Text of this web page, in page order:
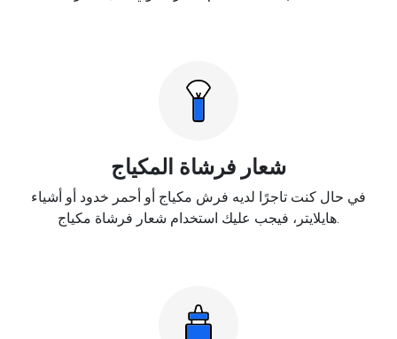
شعار فرشاة المكياج
في حال كنت تاجرًا لديه فرش مكياج أو أحمر خدود أو أشياء
هايلايتر، فيجب عليك استخدام شعار فرشاة مكياج.